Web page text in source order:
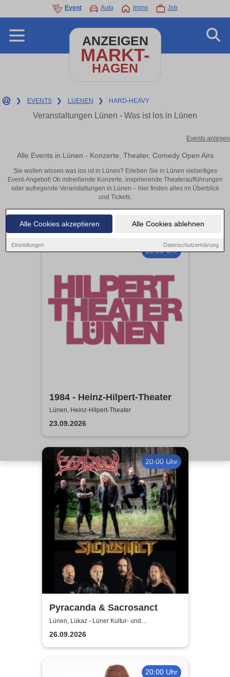
Alle Cookies akzeptieren Alle Cookies ablehnen
Einstellungen Datenschutzerklärung
Event Auto Immo Job
ANZEIGEN
MARKT-
HAGEN
❯ EVENTS ❯ LUENEN ❯ HARD-HEAVY
Veranstaltungen Lünen - Was ist los in Lünen
Events anlegen
Alle Events in Lünen - Konzerte, Theater, Comedy Open Airs
Sie wollen wissen was los ist in Lünen? Erleben Sie in Lünen vielseitiges
Event-Angebot! Ob mitreißende Konzerte, inspirierende Theateraufführungen
oder aufregende Veranstaltungen in Lünen – hier finden alles im Überblick
und Tickets.
19:30 Uhr
1984 - Heinz-Hilpert-Theater
Lünen, Heinz-Hilpert-Theater
23.09.2026
20:00 Uhr
Pyracanda & Sacrosanct
Lünen, Lükaz - Lüner Kultur- und
Aktionszentrum
26.09.2026
20:00 Uhr